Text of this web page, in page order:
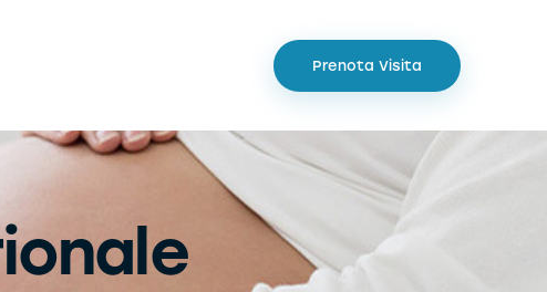
Prenota Visita